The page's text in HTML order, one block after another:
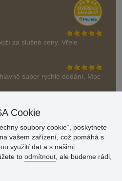
za slušné ceny. Vřele
super rychlé dodání. Moc
Cookie
soubory cookie“, poskytnete
vašem zařízení, což pomáhá s
využití dat a s našimi
to odmítnout , ale budeme rádi,